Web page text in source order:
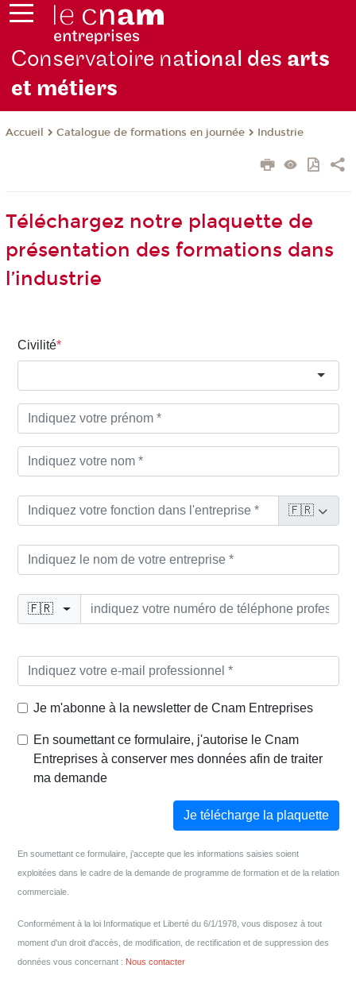
Conservatoire national des arts
et métiers
Accueil Catalogue de formations en journée Industrie
Téléchargez notre plaquette de
présentation des formations dans
l’industrie